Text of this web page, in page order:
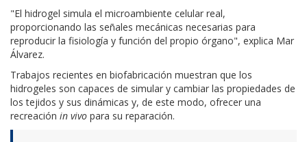
"El hidrogel simula el microambiente celular real,
proporcionando las señales mecánicas necesarias para
reproducir la fisiología y función del propio órgano", explica Mar
Álvarez.
Trabajos recientes en biofabricación muestran que los
hidrogeles son capaces de simular y cambiar las propiedades de
los tejidos y sus dinámicas y, de este modo, ofrecer una
recreación in vivo para su reparación.